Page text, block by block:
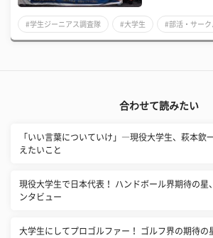
#学生ジーニアス調査隊 #大学生 #部活・サーク
合わせて読みたい
「いい言葉についていけ」―現役大学生、萩本欽
えたいこと
現役大学生で日本代表！ ハンドボール界期待の星
ンタビュー
大学生にしてプロゴルファー！ ゴルフ界の期待の